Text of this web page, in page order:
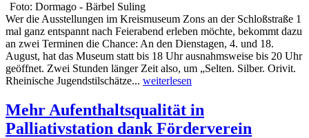
Foto: Dormago - Bärbel Suling
Wer die Ausstellungen im Kreismuseum Zons an der Schloßstraße 1
mal ganz entspannt nach Feierabend erleben möchte, bekommt dazu
an zwei Terminen die Chance: An den Dienstagen, 4. und 18.
August, hat das Museum statt bis 18 Uhr ausnahmsweise bis 20 Uhr
geöffnet. Zwei Stunden länger Zeit also, um „Selten. Silber. Orivit.
Rheinische Jugendstilschätze... weiterlesen
Mehr Aufenthaltsqualität in
Palliativstation dank Förderverein